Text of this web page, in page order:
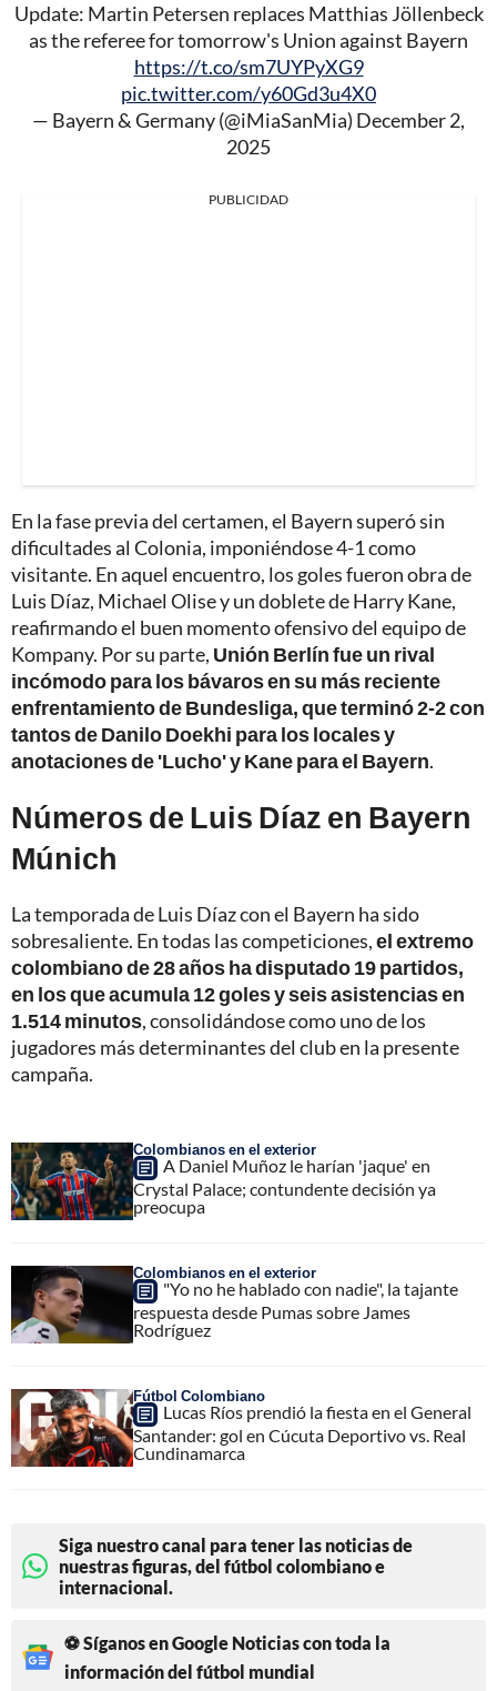
Update: Martin Petersen replaces Matthias Jöllenbeck
as the referee for tomorrow's Union against Bayern
https://t.co/sm7UYPyXG9
pic.twitter.com/y60Gd3u4X0
— Bayern & Germany (@iMiaSanMia) December 2,
2025
PUBLICIDAD
En la fase previa del certamen, el Bayern superó sin
dificultades al Colonia, imponiéndose 4-1 como
visitante. En aquel encuentro, los goles fueron obra de
Luis Díaz, Michael Olise y un doblete de Harry Kane,
reafirmando el buen momento ofensivo del equipo de
Kompany. Por su parte, Unión Berlín fue un rival
incómodo para los bávaros en su más reciente
enfrentamiento de Bundesliga, que terminó 2-2 con
tantos de Danilo Doekhi para los locales y
anotaciones de 'Lucho' y Kane para el Bayern.
Números de Luis Díaz en Bayern
Múnich
La temporada de Luis Díaz con el Bayern ha sido
sobresaliente. En todas las competiciones,el extremo
colombiano de 28 años ha disputado 19 partidos,
en los que acumula 12 goles y seis asistencias en
1.514 minutos, consolidándose como uno de los
jugadores más determinantes del club en la presente
campaña.
Colombianos en el exterior
A Daniel Muñoz le harían 'jaque' en
Crystal Palace; contundente decisión ya
preocupa
Colombianos en el exterior
"Yo no he hablado con nadie", la tajante
respuesta desde Pumas sobre James
Rodríguez
Fútbol Colombiano
Lucas Ríos prendió la fiesta en el General
Santander: gol en Cúcuta Deportivo vs. Real
Cundinamarca
Siga nuestro canal para tener las noticias de
nuestras figuras, del fútbol colombiano e
internacional.
⚽ Síganos en Google Noticias con toda la
información del fútbol mundial